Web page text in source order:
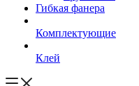
Гибкая фанера
Комплектующие
Клей